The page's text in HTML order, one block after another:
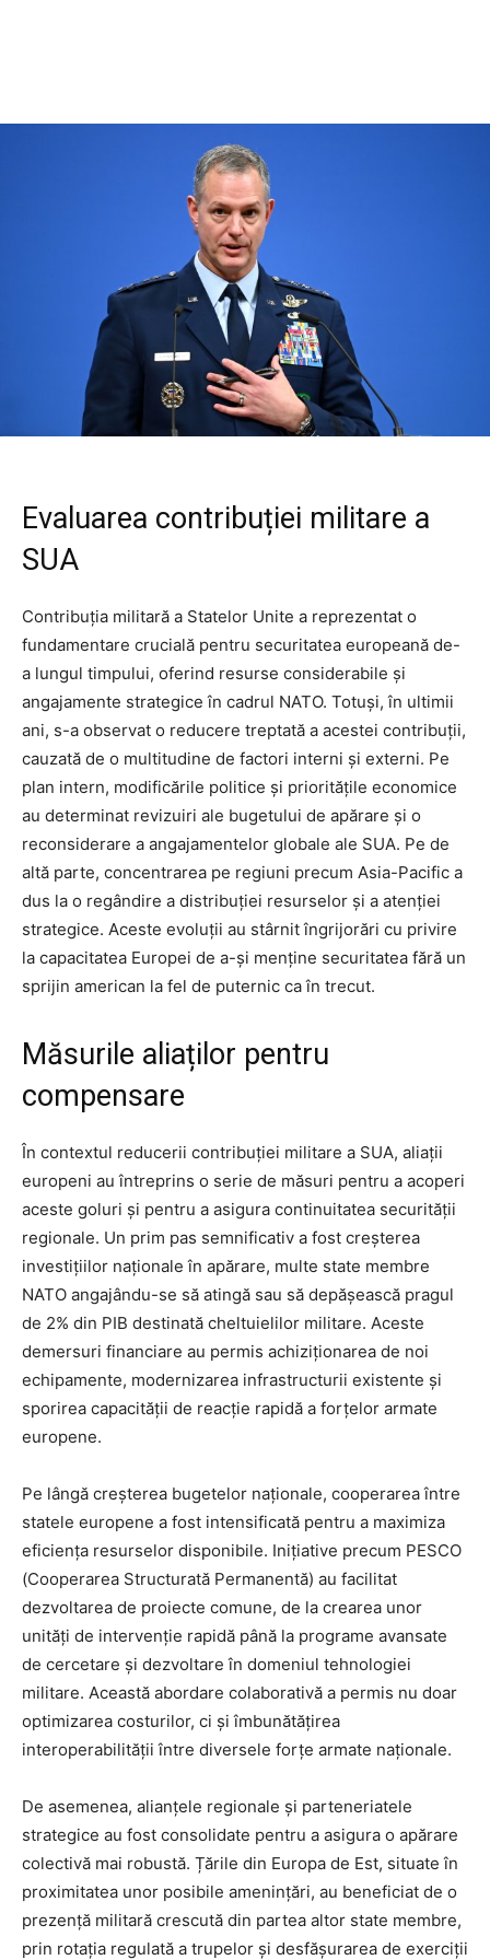
Evaluarea contribuției militare a
SUA
Contribuția militară a Statelor Unite a reprezentat o
fundamentare crucială pentru securitatea europeană de-
a lungul timpului, oferind resurse considerabile și
angajamente strategice în cadrul NATO. Totuși, în ultimii
ani, s-a observat o reducere treptată a acestei contribuții,
cauzată de o multitudine de factori interni și externi. Pe
plan intern, modificările politice și prioritățile economice
au determinat revizuiri ale bugetului de apărare și o
reconsiderare a angajamentelor globale ale SUA. Pe de
altă parte, concentrarea pe regiuni precum Asia-Pacific a
dus la o regândire a distribuției resurselor și a atenției
strategice. Aceste evoluții au stârnit îngrijorări cu privire
la capacitatea Europei de a-și menține securitatea fără un
sprijin american la fel de puternic ca în trecut.
Măsurile aliaților pentru
compensare
În contextul reducerii contribuției militare a SUA, aliații
europeni au întreprins o serie de măsuri pentru a acoperi
aceste goluri și pentru a asigura continuitatea securității
regionale. Un prim pas semnificativ a fost creșterea
investițiilor naționale în apărare, multe state membre
NATO angajându-se să atingă sau să depășească pragul
de 2% din PIB destinată cheltuielilor militare. Aceste
demersuri financiare au permis achiziționarea de noi
echipamente, modernizarea infrastructurii existente și
sporirea capacității de reacție rapidă a forțelor armate
europene.
Pe lângă creșterea bugetelor naționale, cooperarea între
statele europene a fost intensificată pentru a maximiza
eficiența resurselor disponibile. Inițiative precum PESCO
(Cooperarea Structurată Permanentă) au facilitat
dezvoltarea de proiecte comune, de la crearea unor
unități de intervenție rapidă până la programe avansate
de cercetare și dezvoltare în domeniul tehnologiei
militare. Această abordare colaborativă a permis nu doar
optimizarea costurilor, ci și îmbunătățirea
interoperabilității între diversele forțe armate naționale.
De asemenea, alianțele regionale și parteneriatele
strategice au fost consolidate pentru a asigura o apărare
colectivă mai robustă. Țările din Europa de Est, situate în
proximitatea unor posibile amenințări, au beneficiat de o
prezență militară crescută din partea altor state membre,
prin rotația regulată a trupelor și desfășurarea de exerciții